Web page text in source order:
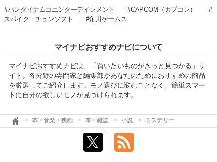
#バンダイナムコエンターテインメント #CAPCOM（カプコン）
#
スパイク・チュンソフト
#角川ゲームス
マイナビおすすめナビについて
マイナビおすすめナビは、「買いたいものがきっと見つかる」サ
イト。各分野の専門家と編集部があなたのためにおすすめの商品
を厳選してご紹介します。モノ選びに悩むことなく、簡単スマー
トに自分の欲しいモノが見つけられます。
本・音楽・映画 本・雑誌 小説 ミステリー